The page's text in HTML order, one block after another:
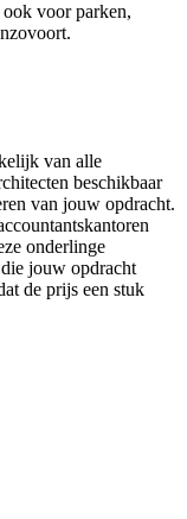
voor parken,
van alle
beschikbaar
van jouw opdracht.
onderlinge
jouw opdracht
de prijs een stuk